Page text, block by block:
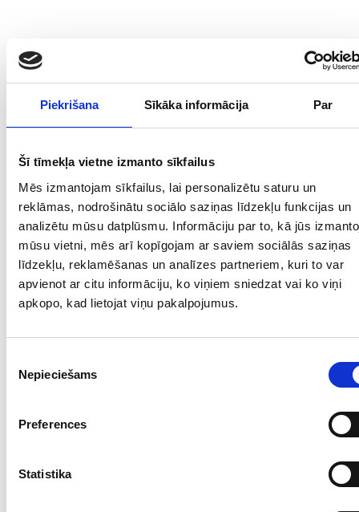
Piekrišana Sīkāka informācija Par
Šī tīmekļa vietne izmanto sīkfailus
Mēs izmantojam sīkfailus, lai personalizētu saturu un
reklāmas, nodrošinātu sociālo saziņas līdzekļu funkcijas un
analizētu mūsu datplūsmu. Informāciju par to, kā jūs
mūsu vietni, mēs arī kopīgojam ar saviem sociālās saziņas
līdzekļu, reklamēšanas un analīzes partneriem, kuri to var
apvienot ar citu informāciju, ko viņiem sniedzat vai ko viņi
apkopo, kad lietojat viņu pakalpojumus.
izvēle
Nepieciešams
Preferences
Statistika